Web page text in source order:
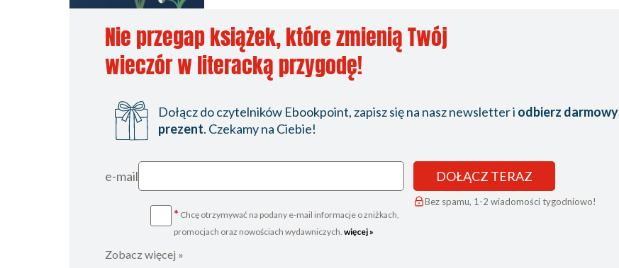
Nie przegap książek, które zmienią Twój
wieczór w literacką przygodę!
Dołącz do czytelników Ebookpoint, zapisz się na nasz newsletter i odbierz darmowy
prezent. Czekamy na Ciebie!
e-mail
* Chcę otrzymywać na podany e-mail informacje o zniżkach,
promocjach oraz nowościach wydawniczych. więcej »
DOŁĄCZ TERAZ
Bez spamu, 1-2 wiadomości tygodniowo!
Zobacz więcej »